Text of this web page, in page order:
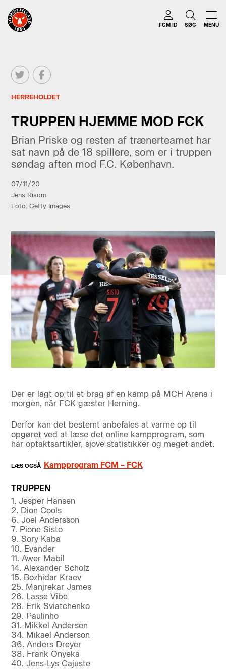
FCM ID SØG MENU
HERREHOLDET
TRUPPEN HJEMME MOD FCK
Brian Priske og resten af trænerteamet har
sat navn på de 18 spillere, som er i truppen
søndag aften mod F.C. København.
07/11/20
Jens Risom
Foto: Getty Images
Der er lagt op til et brag af en kamp på MCH Arena i
morgen, når FCK gæster Herning.
Derfor kan det bestemt anbefales at varme op til
opgøret ved at læse det online kampprogram, som
har optaktsartikler, sjove statistikker og meget andet.
Kampprogram FCM – FCK
TRUPPEN
1. Jesper Hansen
2. Dion Cools
6. Joel Andersson
7. Pione Sisto
9. Sory Kaba
10. Evander
11. Awer Mabil
14. Alexander Scholz
15. Bozhidar Kraev
25. Manjrekar James
26. Lasse Vibe
28. Erik Sviatchenko
29. Paulinho
31. Mikkel Andersen
34. Mikael Anderson
36. Anders Dreyer
38. Frank Onyeka
40. Jens-Lys Cajuste